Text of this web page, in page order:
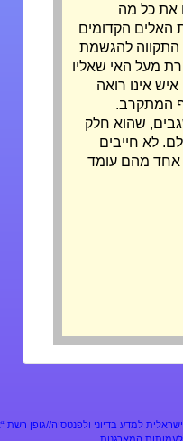
מה
הקדומים
להגשמת
האי שאליו
רואה
חלק
עומד
למדע בדיוני ולפנטסיה//גופן רשת “אלף”